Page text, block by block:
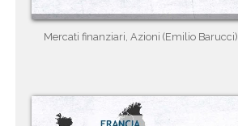
Mercati finanziari, Azioni (Emilio Barucci)